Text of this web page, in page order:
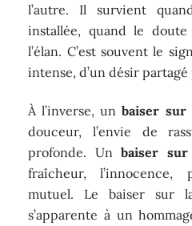
l’autre. Il survient
installée, quand le
l’élan. C’est souvent le
intense, d’un désir
À l’inverse, unbaiser
douceur, l’envie de
profonde. Unbaiser
fraîcheur,
mutuel. Le baiser sur
s’apparente à un